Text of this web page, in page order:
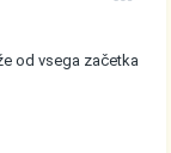
od vsega začetka